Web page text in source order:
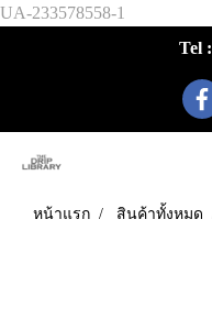
UA-233578558-1
Tel :
หน้าแรก สินค้าทั้งหมด